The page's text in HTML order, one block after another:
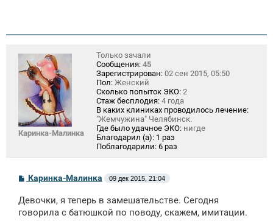
Каринка-Малинка
Только зачали
Сообщения: 45
Зарегистрирован: 02 сен 2015, 05:50
Пол: Женский
Сколько попыток ЭКО: 2
Стаж бесплодия: 4 года
В каких клиниках проводилось лечение:
"Жемчужина" Челябинск.
Где было удачное ЭКО: нигде
Благодарил (а): 1 раз
Поблагодарили: 6 раз
С
б
щ
Каринка-Малинка 09 дек 2015, 21:04
Девочки, я теперь в замешательстве. Сегодня
говорила с батюшкой по поводу, скажем, имитации.